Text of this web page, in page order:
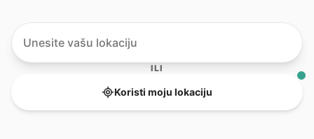
ILI
Koristi moju lokaciju